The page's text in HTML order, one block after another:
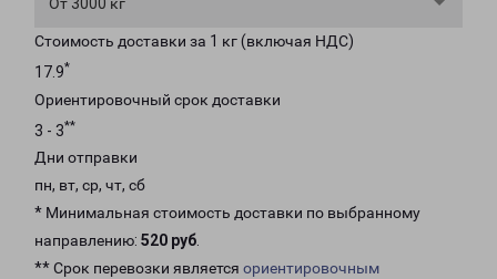
Стоимость доставки за 1 кг (включая НДС)
17.9*
Ориентировочный срок доставки
3 - 3**
Дни отправки
пн, вт, ср, чт, сб
* Минимальная стоимость доставки по выбранному
направлению: 520 руб.
** Срок перевозки является ориентировочным